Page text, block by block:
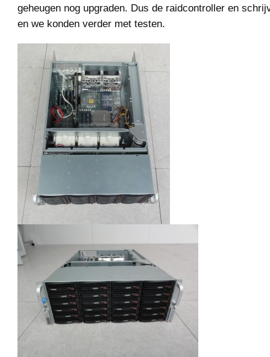
geheugen nog upgraden. Dus de raidcontroller en
en we konden verder met testen.